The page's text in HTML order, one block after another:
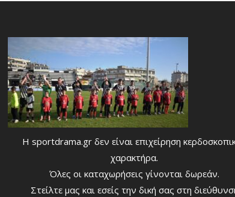
Η sportdrama.gr δεν είναι επιχείρηση
χαρακτήρα.
Όλες οι καταχωρήσεις γίνονται δωρεάν.
Στείλτε μας και εσείς την δική σας στη